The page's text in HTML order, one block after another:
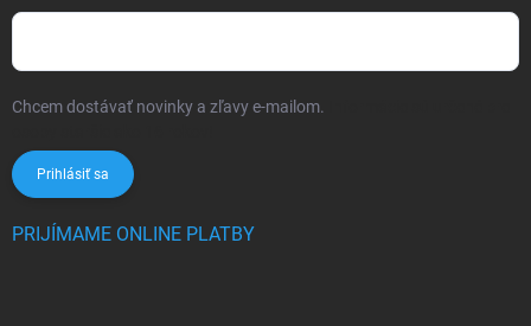
Chcem dostávať novinky a zľavy e-mailom.
Prihlásiť sa
PRIJÍMAME ONLINE PLATBY